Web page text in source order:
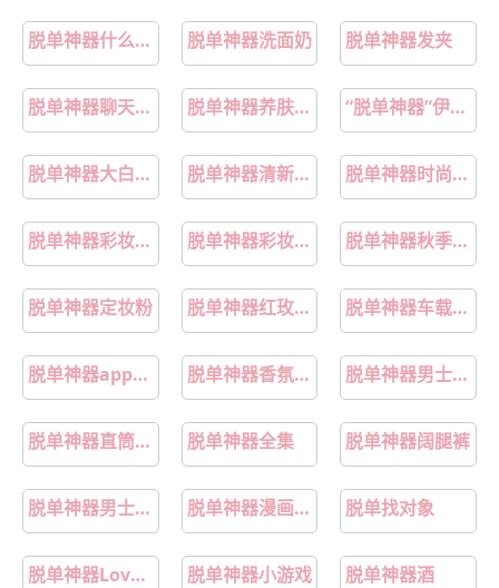
脱单神器什么意思 脱单神器洗面奶 脱单神器发夹
脱单神器聊天案例 脱单神器养肤气垫 “脱单神器”伊对收割小镇青年
脱单神器大白兔奶糖 脱单神器清新果香香水 脱单神器时尚饰品
脱单神器彩妆推荐 脱单神器彩妆组合 脱单神器秋季连衣裙
脱单神器定妆粉 脱单神器红玫瑰花束 脱单神器车载香氛
脱单神器app测评 脱单神器香氛身体乳 脱单神器男士毛衣
脱单神器直筒牛仔裤 脱单神器全集 脱单神器阔腿裤
脱单神器男士发型 脱单神器漫画全集 脱单找对象
脱单神器Lovekey键盘 脱单神器小游戏 脱单神器酒